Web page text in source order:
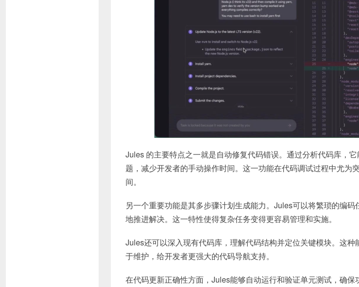
Jules 的主要特点之一就是自动修复代码错误。通过分析代码库，
题，减少开发者的手动操作时间。这一功能在代码调试过程中尤为
间。
另一个重要功能是其多步骤计划生成能力。Jules可以将繁琐的编
地推进解决。这一特性使得复杂任务变得更容易管理和实施。
Jules还可以深入现有代码库，理解代码结构并定位关键模块。这
于维护，给开发者更强大的代码导航支持。
在代码更新正确性方面，Jules能够自动运行和验证单元测试，确